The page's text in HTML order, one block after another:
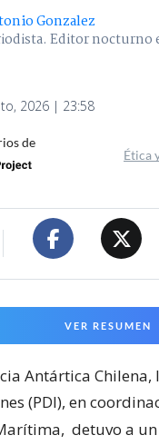
Gonzalez
Editor nocturno
2026 | 23:58
de
Ética
VER RESUMEN
Antártica Chilena,
(PDI), en
detuvo a